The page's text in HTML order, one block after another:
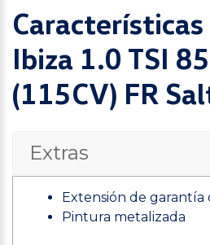
Características
Ibiza 1.0 TSI
(115CV) FR
Extras
Extensión de garantía
Pintura metalizada